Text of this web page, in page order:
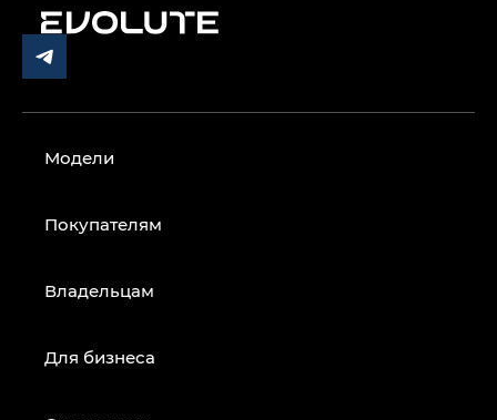
Модели
Покупателям
Владельцам
Для бизнеса